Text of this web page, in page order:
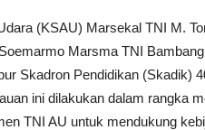
(KSAU) Marsekal TNI M.
Marsma TNI
Skadron Pendidikan (Skadik)
ini dilakukan dalam rangka
TNI AU untuk mendukung